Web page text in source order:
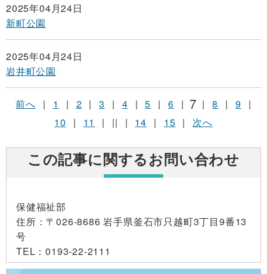
2025年04月24日
新町公園
2025年04月24日
岩井町公園
前へ | 1 | 2 | 3 | 4 | 5 | 6 | 7 | 8 | 9
|
10
| 11 | || | 14 | 15 | 次へ
この記事に関するお問い合わせ
保健福祉部
住所 ：〒026-8686 岩手県釜石市只越町3丁目9番13
号
TEL ：0193-22-2111